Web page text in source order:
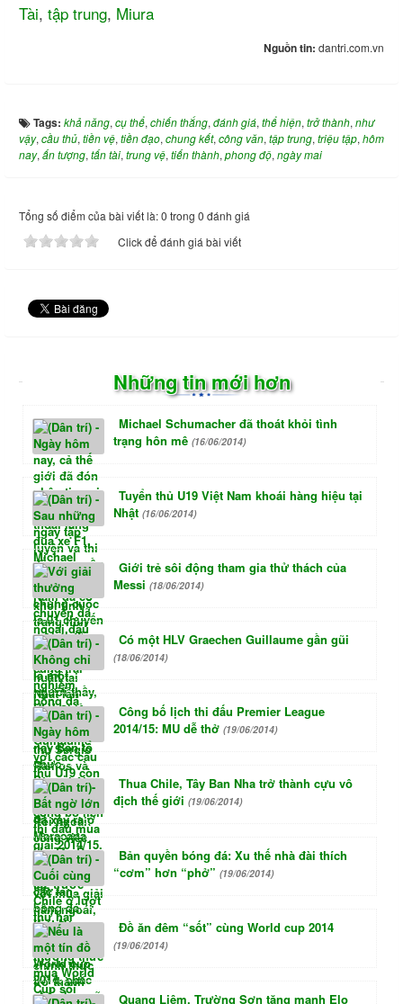
Tài, tập trung, Miura
Nguồn tin: dantri.com.vn
Tags: khả năng, cụ thể, chiến thắng, đánh giá, thể hiện, trở thành, như
vậy, cầu thủ, tiền vệ, tiền đạo, chung kết, công văn, tập trung, triệu tập, hôm
nay, ấn tượng, tấn tài, trung vệ, tiến thành, phong độ, ngày mai
Tổng số điểm của bài viết là: 0 trong 0 đánh giá
Click để đánh giá bài viết
Những tin mới hơn
Michael Schumacher đã thoát khỏi tình
trạng hôn mê (16/06/2014)
Tuyển thủ U19 Việt Nam khoái hàng hiệu tại
Nhật (16/06/2014)
Giới trẻ sôi động tham gia thử thách của
Messi (18/06/2014)
Có một HLV Graechen Guillaume gần gũi
(18/06/2014)
Công bố lịch thi đấu Premier League
2014/15: MU dễ thở (19/06/2014)
Thua Chile, Tây Ban Nha trở thành cựu vô
địch thế giới (19/06/2014)
Bản quyền bóng đá: Xu thế nhà đài thích
“cơm” hơn “phở” (19/06/2014)
Đồ ăn đêm “sốt” cùng World cup 2014
(19/06/2014)
Quang Liêm, Trường Sơn tăng mạnh Elo